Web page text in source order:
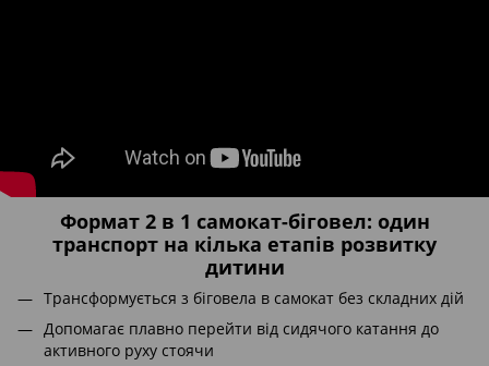
Формат 2 в 1 самокат-біговел: один
транспорт на кілька етапів розвитку
дитини
Трансформується з біговела в самокат без складних дій
Допомагає плавно перейти від сидячого катання до
активного руху стоячи